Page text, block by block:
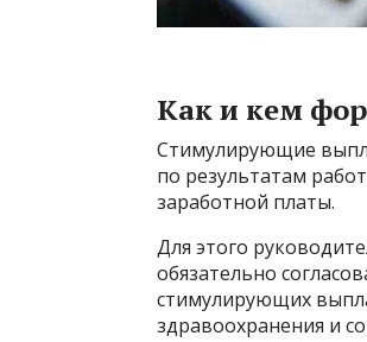
Как и кем
Стимулирующие
по результатам
заработной платы.
Для этого
обязательно
стимулирующих
здравоохранения и